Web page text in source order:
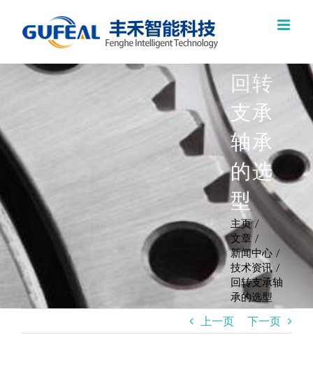
回转
支承
轴承
的选
型
主页
文章
新闻中心
技术资讯
回转支承轴
承的选型
上一页 下一页